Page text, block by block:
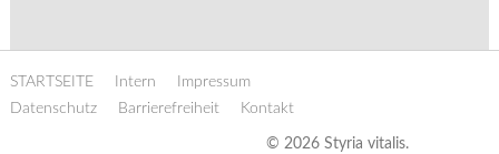
STARTSEITE Intern
Impressum
Datenschutz
Barrierefreiheit Kontakt
© 2026 Styria vitalis.